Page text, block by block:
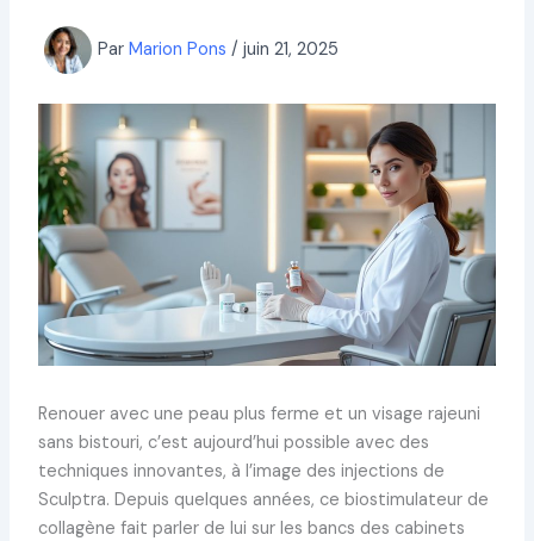
Par Marion Pons / juin 21, 2025
Renouer avec une peau plus ferme et un visage rajeuni
sans bistouri, c’est aujourd’hui possible avec des
techniques innovantes, à l’image des injections de
Sculptra. Depuis quelques années, ce biostimulateur de
collagène fait parler de lui sur les bancs des cabinets